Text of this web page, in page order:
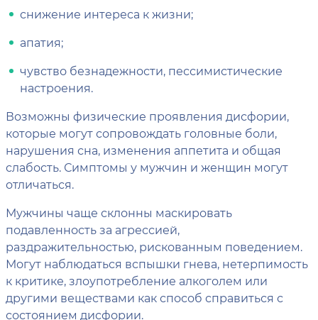
снижение интереса к жизни;
апатия;
чувство безнадежности, пессимистические
настроения.
Возможны физические проявления дисфории,
которые могут сопровождать головные боли,
нарушения сна, изменения аппетита и общая
слабость. Симптомы у мужчин и женщин могут
отличаться.
Мужчины чаще склонны маскировать
подавленность за агрессией,
раздражительностью, рискованным поведением.
Могут наблюдаться вспышки гнева, нетерпимость
к критике, злоупотребление алкоголем или
другими веществами как способ справиться с
состоянием дисфории.